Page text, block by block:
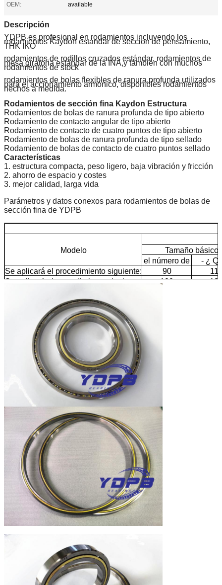
OEM:
available
Descripción
YDPB es profesional en rodamientos incluyendo los
rodamientos Kaydon estándar de sección de pensamiento,
THK IKO
rodamientos de rodillos cruzados estándar, rodamientos de
mesa giratoria estándar de la INA,y también con muchos
rodamientos de stock
rodamientos de bolas flexibles de ranura profunda utilizados
para el accionamiento armónico, disponibles rodamientos
hechos a medida.
Rodamientos de sección fina Kaydon Estructura
Rodamientos de bolas de ranura profunda de tipo abierto
Rodamiento de contacto angular de tipo abierto
Rodamiento de contacto de cuatro puntos de tipo abierto
Rodamiento de bolas de ranura profunda de tipo sellado
Rodamiento de bolas de contacto de cuatro puntos sellado
Características
1. estructura compacta, peso ligero, baja vibración y fricción
2. ahorro de espacio y costes
3. mejor calidad, larga vida
Parámetros y datos conexos para rodamientos de bolas de
sección fina de YDPB
Modelo
Tamaño básico
el número de
- ¿
Se aplicará el procedimiento siguiente:
90
Se aplicará el procedimiento siguiente:
100